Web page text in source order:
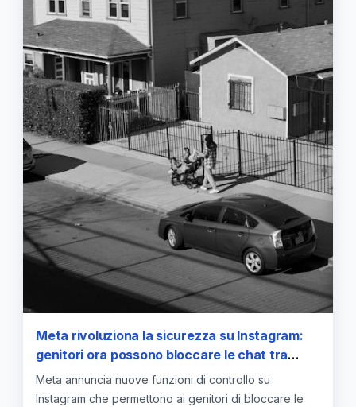
Meta rivoluziona la sicurezza su Instagram:
genitori ora possono bloccare le chat tra
minori e intelligenze artificiali
Meta annuncia nuove funzioni di controllo su
Instagram che permettono ai genitori di bloccare le